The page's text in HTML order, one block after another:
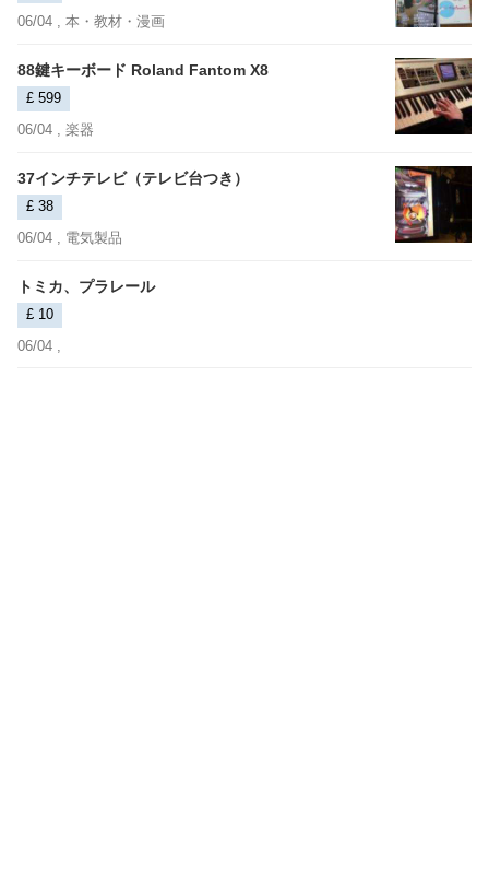
06/04 , 本・教材・漫画
88鍵キーボード Roland Fantom X8
£ 599
06/04 , 楽器
37インチテレビ（テレビ台つき）
£ 38
06/04 , 電気製品
トミカ、プラレール
£ 10
06/04 ,